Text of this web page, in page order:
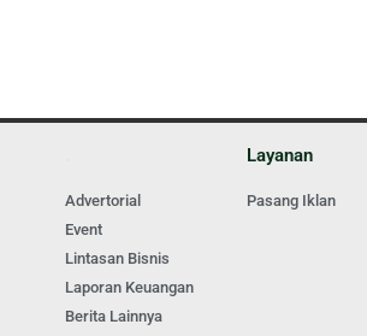
Advertorial
Event
Lintasan Bisnis
Laporan Keuangan
Berita Lainnya
Layanan
Pasang Iklan